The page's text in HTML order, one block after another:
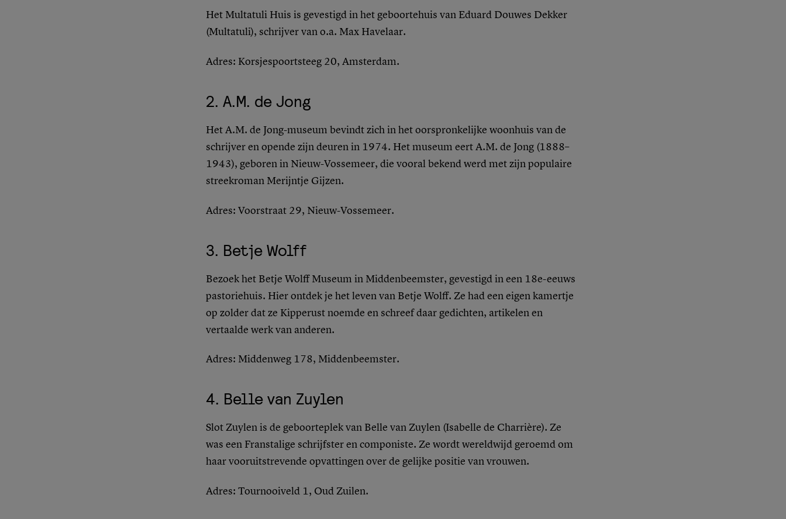
Het Multatuli Huis is gevestigd in het geboortehuis van Eduard Douwes Dekker
(Multatuli), schrijver van o.a. Max Havelaar.
Adres: Korsjespoortsteeg 20, Amsterdam.
2. A.M. de Jong
Het A.M. de Jong-museum bevindt zich in het oorspronkelijke woonhuis van de
schrijver en opende zijn deuren in 1974. Het museum eert A.M. de Jong (1888–
1943), geboren in Nieuw-Vossemeer, die vooral bekend werd met zijn populaire
streekroman Merijntje Gijzen.
Adres: Voorstraat 29, Nieuw-Vossemeer.
3. Betje Wolff
Bezoek het Betje Wolff Museum in Middenbeemster, gevestigd in een 18e-eeuws
pastoriehuis. Hier ontdek je het leven van Betje Wolff. Ze had een eigen kamertje
op zolder dat ze Kipperust noemde en schreef daar gedichten, artikelen en
vertaalde werk van anderen.
Adres: Middenweg 178, Middenbeemster.
4. Belle van Zuylen
Slot Zuylen is de geboorteplek van Belle van Zuylen (Isabelle de Charrière). Ze
was een Franstalige schrijfster en componiste. Ze wordt wereldwijd geroemd om
haar vooruitstrevende opvattingen over de gelijke positie van vrouwen.
Adres: Tournooiveld 1, Oud Zuilen.